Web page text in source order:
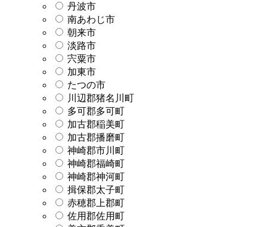
丹波市
南あわじ市
朝来市
淡路市
宍粟市
加東市
たつの市
川辺郡猪名川町
多可郡多可町
加古郡稲美町
加古郡播磨町
神崎郡市川町
神崎郡福崎町
神崎郡神河町
揖保郡太子町
赤穂郡上郡町
佐用郡佐用町